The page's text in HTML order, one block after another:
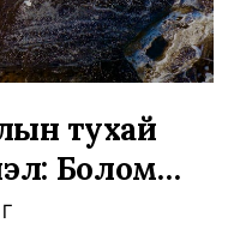
тухай
Боломж